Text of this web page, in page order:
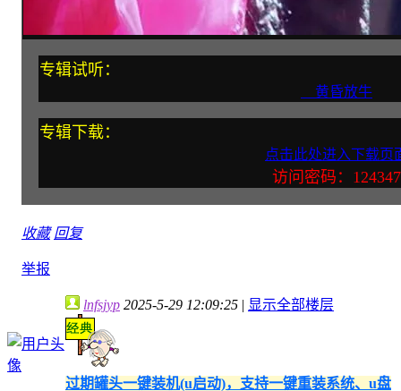
专辑试听：
黄昏放牛
专辑下载：
点击此处进入下载页
访问密码：124347
收藏 回复
举报
lnfsjyp 2025-5-29 12:09:25 | 显示全部楼层
过期罐头一键装机(u启动)，支持一键重装系统、u盘